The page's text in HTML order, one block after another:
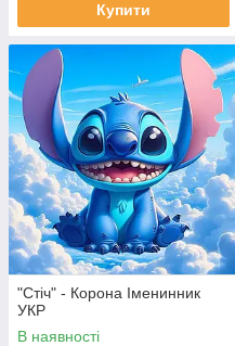
Купити
"Стіч" - Корона Іменинник
УКР
В наявності